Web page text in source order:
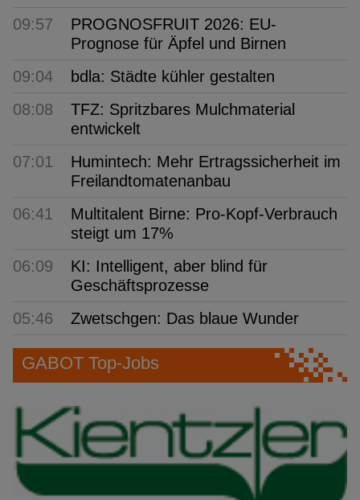
09:57
PROGNOSFRUIT 2026: EU-
Prognose für Äpfel und Birnen
09:04
bdla: Städte kühler gestalten
08:08
TFZ: Spritzbares Mulchmaterial
entwickelt
07:01
Humintech: Mehr Ertragssicherheit im
Freilandtomatenanbau
06:41
Multitalent Birne: Pro-Kopf-Verbrauch
steigt um 17%
06:09
KI: Intelligent, aber blind für
Geschäftsprozesse
05:46
Zwetschgen: Das blaue Wunder
GABOT Top-Jobs